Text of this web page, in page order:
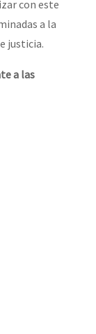
con este
a la
justicia.
a las